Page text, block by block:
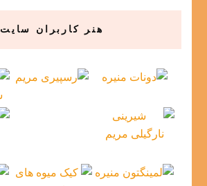
هنر کاربران سایت